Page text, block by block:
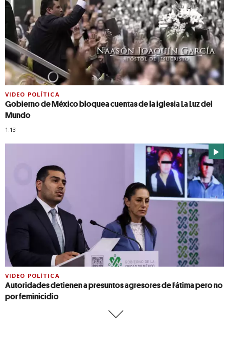
VIDEO POLÍTICA
Gobierno de México bloquea cuentas de la iglesia La Luz del
Mundo
1:13
VIDEO POLÍTICA
Autoridades detienen a presuntos agresores de Fátima pero no
por feminicidio